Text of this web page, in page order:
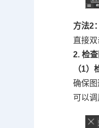
方法2
直接
2. 检
（1）
确保
可以